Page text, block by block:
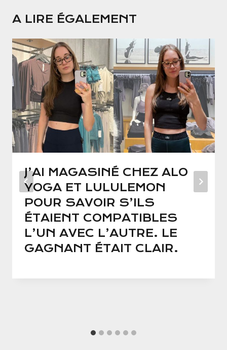
A LIRE ÉGALEMENT
J’AI MAGASINÉ CHEZ ALO
YOGA ET LULULEMON
POUR SAVOIR S’ILS
ÉTAIENT COMPATIBLES
L’UN AVEC L’AUTRE. LE
GAGNANT ÉTAIT CLAIR.